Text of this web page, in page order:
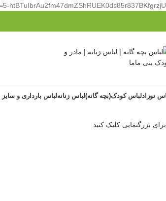
htBTuIbrAu2fm47dmZShRUEK0ds85r837BKfgrzjU
نوزادلباس کودک(بچه گانه)لباس زنانهلباس بارداری و
برای بزرگنمایی کلیک کنید